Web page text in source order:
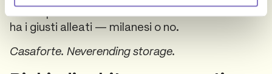
Milano premia chi ci si muove con metodo. E chi
ha i giusti alleati — milanesi o no.
Casaforte. Neverending storage.